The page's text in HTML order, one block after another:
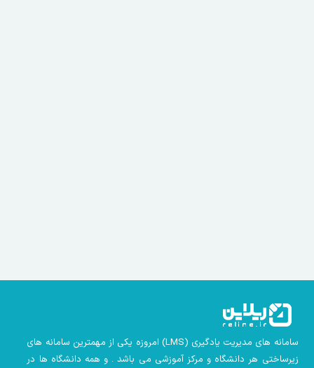
سامانه های مدیریت یادگیری (LMS) امروزه یکی از مهمترین سامانه های
زیرساختی هر دانشگاه و مرکز آموزشی می باشد . و همه دانشگاه ها در